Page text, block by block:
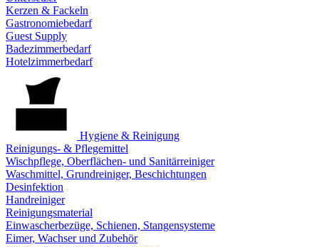
Kerzen & Fackeln
Gastronomiebedarf
Guest Supply
Badezimmerbedarf
Hotelzimmerbedarf
Hygiene & Reinigung
Reinigungs- & Pflegemittel
Wischpflege, Oberflächen- und Sanitärreiniger
Waschmittel, Grundreiniger, Beschichtungen
Desinfektion
Handreiniger
Reinigungsmaterial
Einwascherbezüge, Schienen, Stangensysteme
Eimer, Wachser und Zubehör